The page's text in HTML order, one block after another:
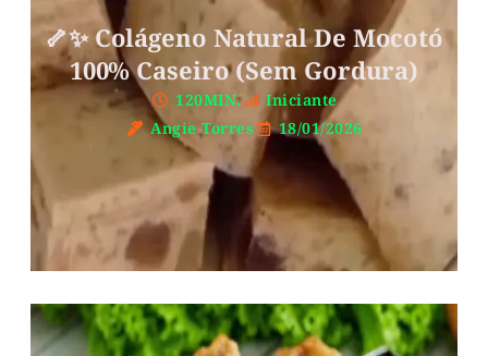
🦴✨ Colágeno Natural De Mocotó
100% Caseiro (Sem Gordura)
120MIN.
Iniciante
Angie Torres
18/01/2026